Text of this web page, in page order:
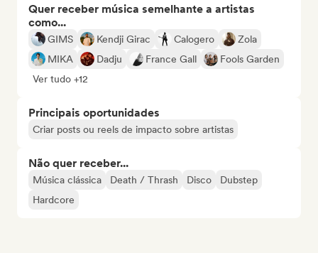
Quer receber música semelhante a artistas
como...
GIMS Kendji Girac Calogero
Zola
MIKA
Dadju France Gall
Fools Garden
Ver tudo +12
Principais oportunidades
Criar posts ou reels de impacto sobre artistas
Não quer receber...
Música clássica Death / Thrash Disco
Dubstep
Hardcore